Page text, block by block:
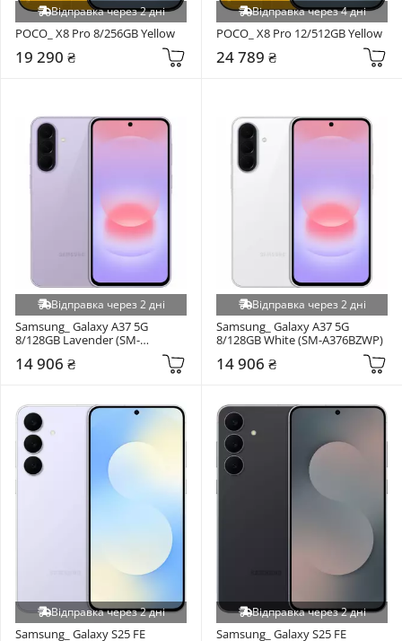
Відправка через 2 дні
POCO_ X8 Pro 8/256GB Yellow
19 290 ₴
Відправка через 4 дні
POCO_ X8 Pro 12/512GB Yellow
24 789 ₴
Відправка через 2 дні
Samsung_ Galaxy A37 5G
8/128GB Lavender (SM-
14 906 ₴
Відправка через 2 дні
Samsung_ Galaxy A37 5G
8/128GB White (SM-A376BZWP)
14 906 ₴
Відправка через 2 дні
Samsung_ Galaxy S25 FE
Відправка через 2 дні
Samsung_ Galaxy S25 FE